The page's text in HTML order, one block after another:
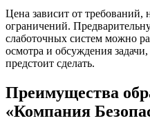
Цена зависит от требований,
ограничений.
слаботочных систем можно
осмотра и обсуждения
предстоит сделать.
Преимущества
«Компания